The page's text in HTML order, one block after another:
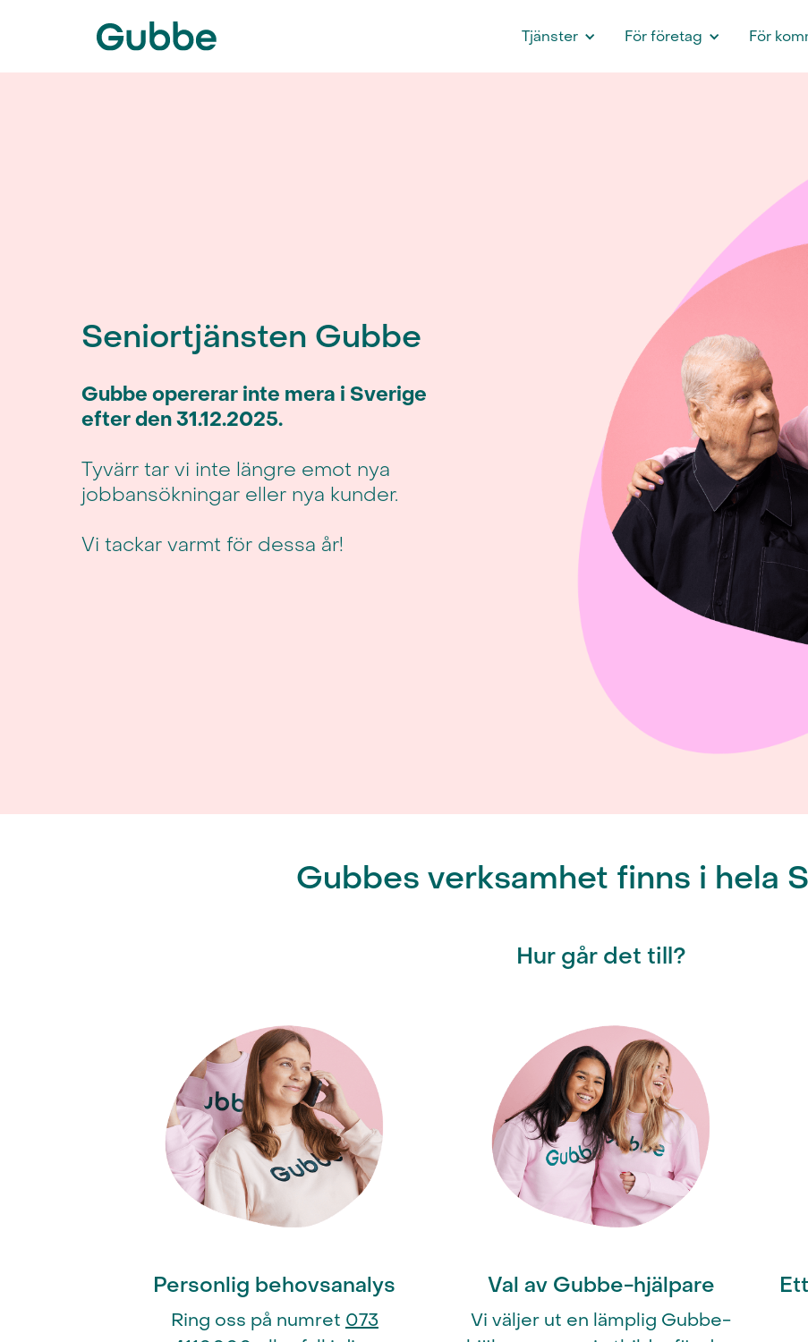
Tjänster För företag För
Seniortjänsten Gubbe
Gubbe opererar inte mera i Sverige
efter den 31.12.2025.
Tyvärr tar vi inte längre emot nya
jobbansökningar eller nya kunder.
Vi tackar varmt för dessa år!
Gubbes verksamhet finns i hela
Hur går det till?
Personlig behovsanalys
Ring oss på numret 073
Val av Gubbe-hjälpare
Vi väljer ut en lämplig Gubbe-